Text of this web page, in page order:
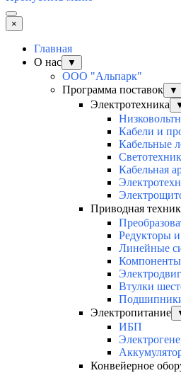
×
Главная
О нас
▼
ООО "Альпарк"
Программа поставок
▼
Электротехника
Кабели и
Кабельные
Кабельная
Приводная
Редукторы
Линейные
Компоненты
Втулки
Электропитание
ИБП
Конвейерное